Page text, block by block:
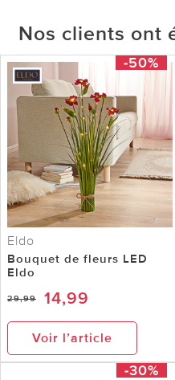
Nos clients ont
-50%
Eldo
Bouquet de fleurs LED
Eldo
29,99 14,99
Voir l’article
-30%